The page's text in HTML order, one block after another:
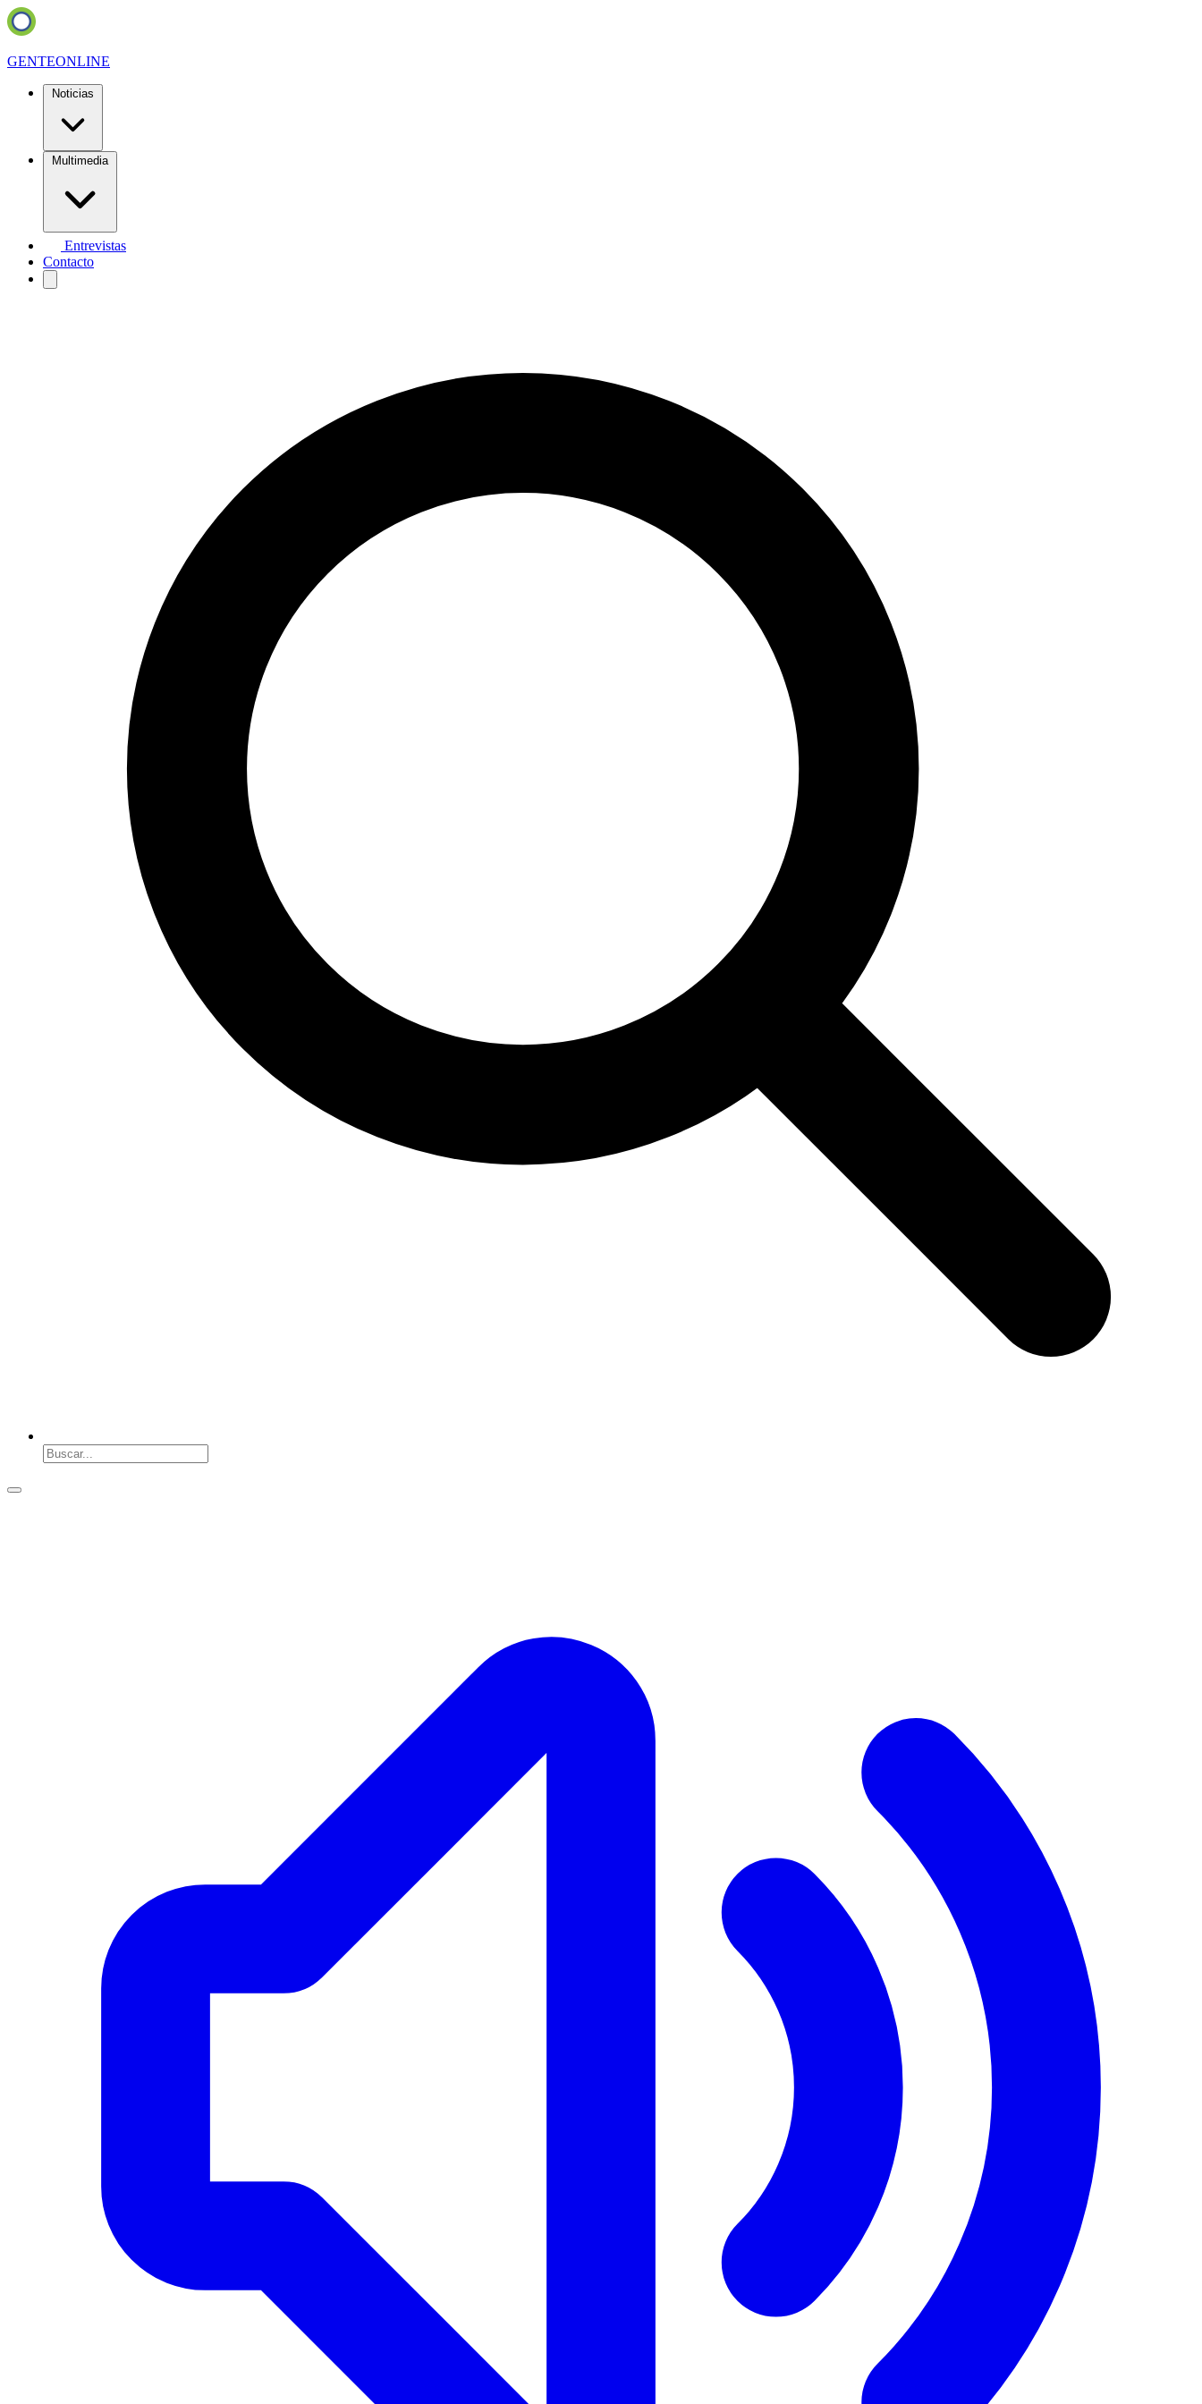
GENTEONLINE
Noticias
Multimedia
Entrevistas
Contacto